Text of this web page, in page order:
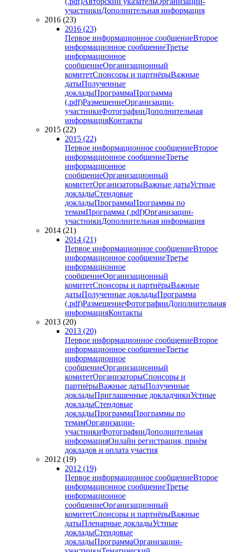
участникиДополнительная информация
2016 (23)
2016 (23)
Первое информационное сообщениеВторое
информационное сообщениеТретье
информационное
сообщениеОрганизационный
комитетСпонсоры и партнёрыВажные
датыПолученные
докладыПрограммаПрограмма
(.pdf)РазмещениеОрганизации-
участникиФотографииДополнительная
информацияКонтакты
2015 (22)
2015 (22)
Первое информационное сообщениеВторое
информационное сообщениеТретье
информационное
сообщениеОрганизационный
комитетОрганизаторыВажные датыУстные
докладыСтендовые
докладыПрограммаПрограммы по
темамПрограмма (.pdf)Организации-
участникиДополнительная информация
2014 (21)
2014 (21)
Первое информационное сообщениеВторое
информационное сообщениеТретье
информационное
сообщениеОрганизационный
комитетСпонсоры и партнёрыВажные
датыПолученные докладыПрограмма
(.pdf)РазмещениеФотографииДополнительная
информацияКонтакты
2013 (20)
2013 (20)
Первое информационное сообщениеВторое
информационное сообщениеТретье
информационное
сообщениеОрганизационный
комитетОрганизаторыСпонсоры и
партнёрыВажные датыПолученные
докладыПриглашенные докладчикиУстные
докладыСтендовые
докладыПрограммаПрограммы по
темамОрганизации-
участникиФотографииДополнительная
информацияОнлайн регистрация, приём
докладов и оплата участия
2012 (19)
2012 (19)
Первое информационное сообщениеВторое
информационное сообщениеТретье
информационное
сообщениеОрганизационный
комитетСпонсоры и партнёрыВажные
датыПленарные докладыУстные
докладыСтендовые
докладыПрограммаОрганизации-